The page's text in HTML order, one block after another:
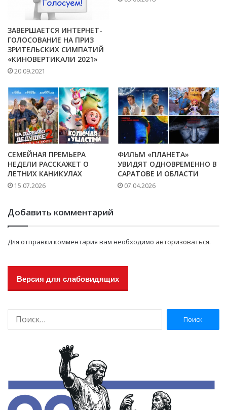
ЗАВЕРШАЕТСЯ ИНТЕРНЕТ-
ГОЛОСОВАНИЕ НА ПРИЗ
ЗРИТЕЛЬСКИХ СИМПАТИЙ
«КИНОВЕРТИКАЛИ 2021»
20.09.2021
СЕМЕЙНАЯ ПРЕМЬЕРА
НЕДЕЛИ РАССКАЖЕТ О
ЛЕТНИХ КАНИКУЛАХ
15.07.2026
ФИЛЬМ «ПЛАНЕТА»
УВИДЯТ ОДНОВРЕМЕННО В
САРАТОВЕ И ОБЛАСТИ
07.04.2026
Добавить комментарий
Для отправки комментария вам необходимо авторизоваться.
Версия для слабовидящих